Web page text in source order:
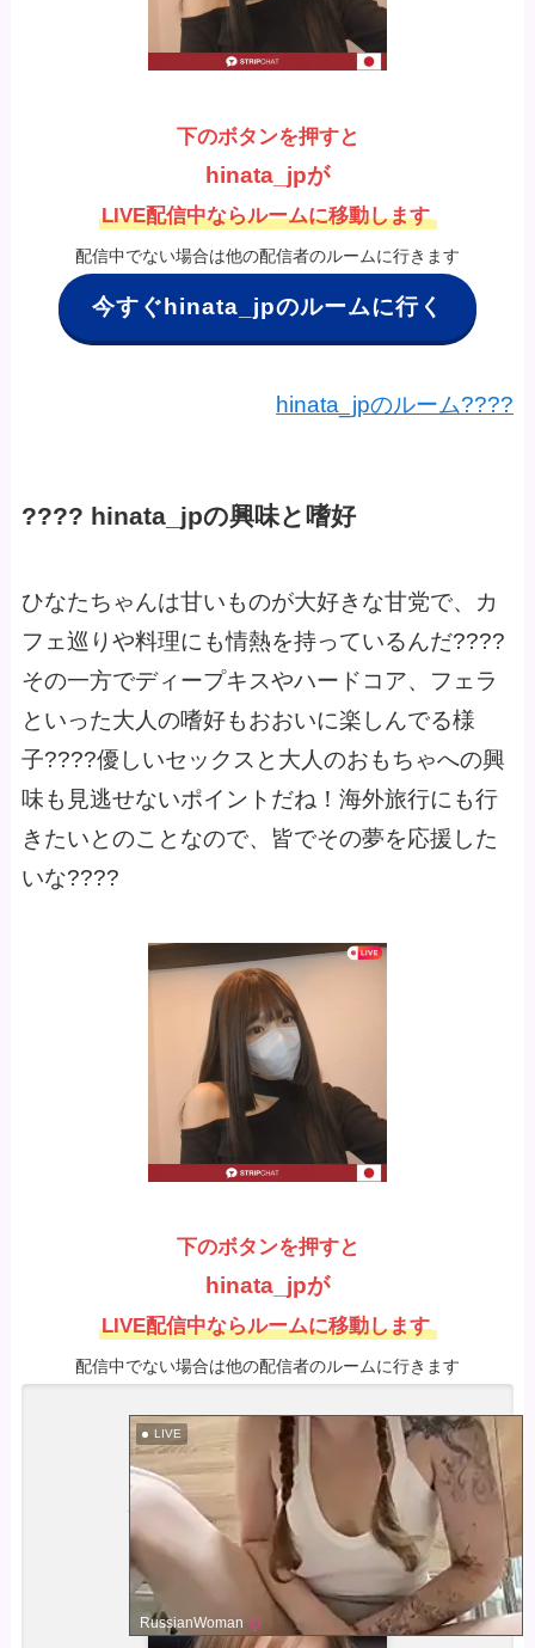
LIVE
RussianWoman
下のボタンを押すと
hinata_jpが
LIVE配信中ならルームに移動します
配信中でない場合は他の配信者のルームに行きます
今すぐhinata_jpのルームに行く
hinata_jpのルーム????
???? hinata_jpの興味と嗜好
ひなたちゃんは甘いものが大好きな甘党で、カ
フェ巡りや料理にも情熱を持っているんだ????
その一方でディープキスやハードコア、フェラ
といった大人の嗜好もおおいに楽しんでる様
子????優しいセックスと大人のおもちゃへの興
味も見逃せないポイントだね！海外旅行にも行
きたいとのことなので、皆でその夢を応援した
いな????
下のボタンを押すと
hinata_jpが
LIVE配信中ならルームに移動します
配信中でない場合は他の配信者のルームに行きます
「期間限定特別企画」
ミスコン美女ヌード
モデル：神野杏南